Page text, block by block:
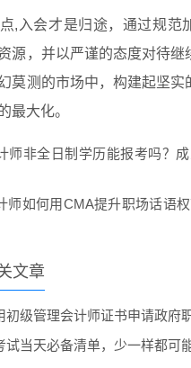
,入会才是归途，通过规范
源，并以严谨的态度对待继
莫测的市场中，构建起坚实
最大化。
师非全日制学历能报考吗？
师如何用CMA提升职场话语
文章
初级管理会计师证书申请政府
试当天必备清单，少一样都可